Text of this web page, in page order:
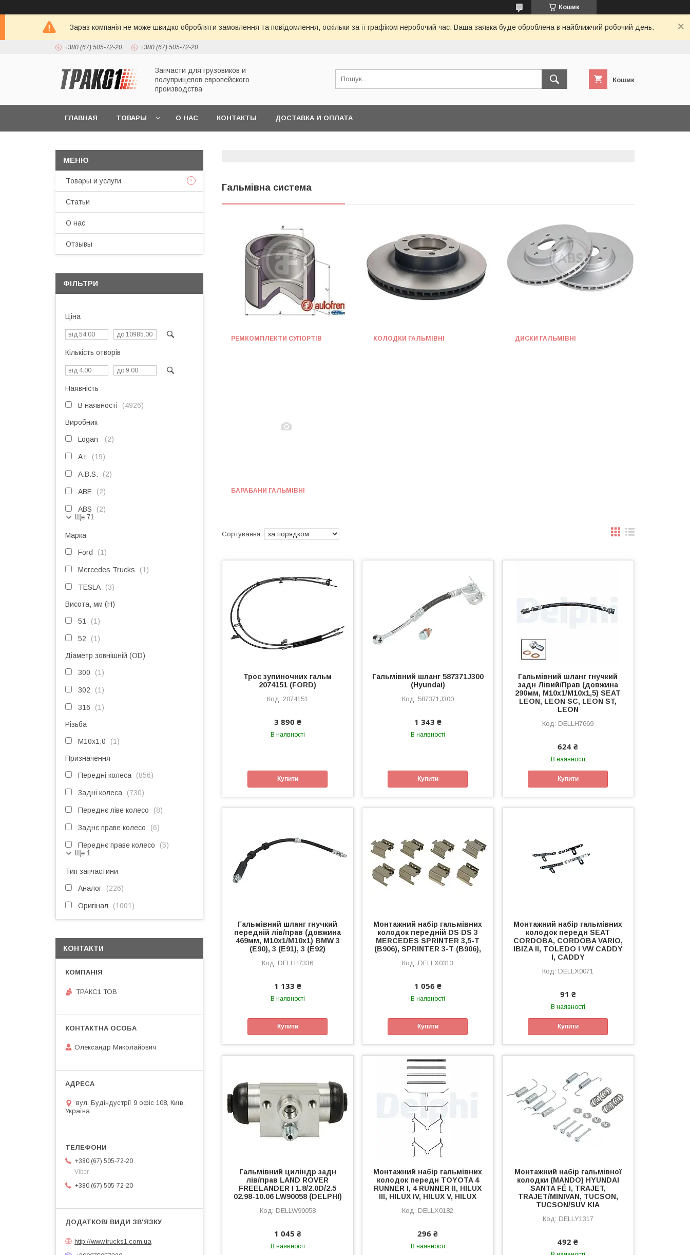
Кошик
Зараз компанія не може швидко обробляти замовлення та повідомлення, оскільки за її графіком неробочий час. Ваша заявка буде оброблена в найближчий робочий день.
+380 (67) 505-72-20 +380 (67) 505-72-20
Запчасти для грузовиков и
полуприцепов европейского
производства
Кошик
ГЛАВНАЯ ТОВАРЫ О НАС КОНТАКТЫ ДОСТАВКА И ОПЛАТА
Гальмівна система
РЕМКОМПЛЕКТИ СУПОРТІВ КОЛОДКИ ГАЛЬМІВНІ ДИСКИ ГАЛЬМІВНІ
БАРАБАНИ ГАЛЬМІВНІ
Трос зупиночних гальм
2074151 (FORD)
2074151
3 890 ₴
В наявності
Купити
Гальмівний шланг 587371J300
(Hyundai)
587371J300
1 343 ₴
В наявності
Купити
Гальмівний шланг гнучкий
задн Лівий/Прав (довжина
290мм, M10x1/M10x1,5) SEAT
LEON, LEON SC, LEON ST,
LEON
DELLH7669
624 ₴
В наявності
Купити
Гальмівний шланг гнучкий
передній лів/прав (довжина
469мм, M10x1/M10x1) BMW 3
(E90), 3 (E91), 3 (E92)
DELLH7336
1 133 ₴
В наявності
Купити
Монтажний набір гальмівних
колодок передній DS DS 3
MERCEDES SPRINTER 3,5-T
(B906), SPRINTER 3-T (B906),
DELLX0313
1 056 ₴
В наявності
Купити
Монтажний набір гальмівних
колодок передн SEAT
CORDOBA, CORDOBA VARIO,
IBIZA II, TOLEDO I VW CADDY
I, CADDY
DELLX0071
91 ₴
В наявності
Купити
Гальмівний циліндр задн
лів/прав LAND ROVER
FREELANDER I 1.8/2.0D/2.5
02.98-10.06 LW90058 (DELPHI)
DELLW90058
1 045 ₴
В наявності
Монтажний набір гальмівних
колодок передн TOYOTA 4
RUNNER I, 4 RUNNER II, HILUX
III, HILUX IV, HILUX V, HILUX
DELLX0182
296 ₴
В наявності
Монтажний набір гальмівної
колодки (MANDO) HYUNDAI
SANTA FÉ I, TRAJET,
TRAJET/MINIVAN, TUCSON,
TUCSON/SUV KIA
DELLY1317
492 ₴
Товары и услуги
Статьи
О нас
Отзывы
ФІЛЬТРИ
Ціна
Кількість отворів
Наявність
В наявності 4926
Виробник
Logan 2
A+ 19
A.B.S. 2
ABE 2
ABS 2
Ще 71
Марка
Ford 1
Mercedes Trucks 1
TESLA 3
Висота, мм (H)
51 1
52 1
Діаметр зовнішній (OD)
300 1
302 1
316 1
Різьба
M10x1,0 1
Призначення
Передні колеса 856
Задні колеса 730
Переднє ліве колесо 8
Заднє праве колесо 6
Переднє праве колесо 5
Ще 1
Тип запчастини
Аналог 226
Оригінал 1001
КОНТАКТИ
ТРАКС1 ТОВ
Олександр Миколайович
вул. Будіндустрії 9 офіс 108, Київ,
Україна
+380 (67) 505-72-20
Viber
+380 (67) 505-72-20
http://www.trucks1.com.ua